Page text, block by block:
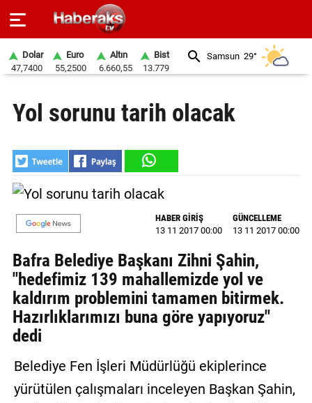
SPOR
YAŞAM
EKONOMİ
BELEDİYELER
SİYASET
EĞİTİM
GALERİ
VİDEO
YAZARLAR
Dolar
47,7400
Euro
55,2500
Altın
6.660,55
Bist
13.779
Samsun 29°
Yol sorunu tarih olacak
HABER GİRİŞ
13 11 2017 00:00
GÜNCELLEME
13 11 2017 00:00
Bafra Belediye Başkanı Zihni Şahin,
"hedefimiz 139 mahallemizde yol ve
kaldırım problemini tamamen bitirmek.
Hazırlıklarımızı buna göre yapıyoruz"
dedi
Belediye Fen İşleri Müdürlüğü ekiplerince
yürütülen çalışmaları inceleyen Başkan Şahin,